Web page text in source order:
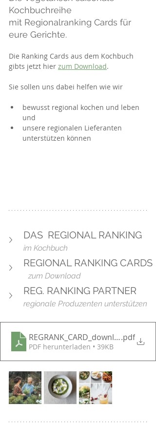
Kochbuchreihe
mit Regionalranking Cards für
eure Gerichte.
Die Ranking Cards aus dem Kochbuch
gibts jetzt hier zum Download.
Sie sollen uns dabei helfen wie wir
bewusst regional kochen und leben
und
unsere regionalen Lieferanten
unterstützen können
DAS  REGIONAL RANKING
im Kochbuch
REGIONAL RANKING CARDS
zum Download
REG. RANKING PARTNER
regionale Produzenten unterstützen
REGRANK_CARD_download.pdf
PDF herunterladen • 39KB